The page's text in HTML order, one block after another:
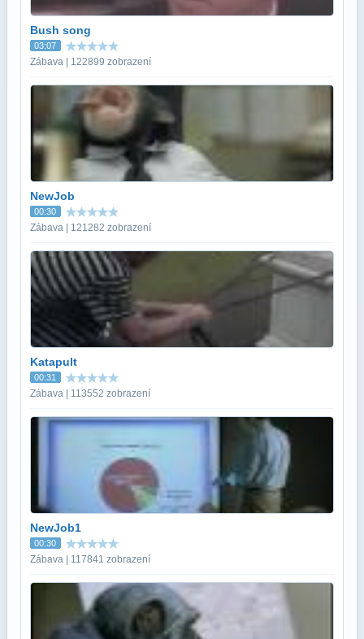
Bush song
03:07
Zábava | 122899 zobrazení
NewJob
00:30
Zábava | 121282 zobrazení
Katapult
00:31
Zábava | 113552 zobrazení
NewJob1
00:30
Zábava | 117841 zobrazení